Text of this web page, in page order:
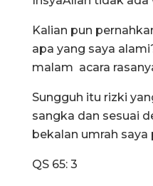
Kalian pun
apa yang saya
malam acara
Sungguh itu rizki
sangka dan sesuai
bekalan umrah saya
QS 65: 3